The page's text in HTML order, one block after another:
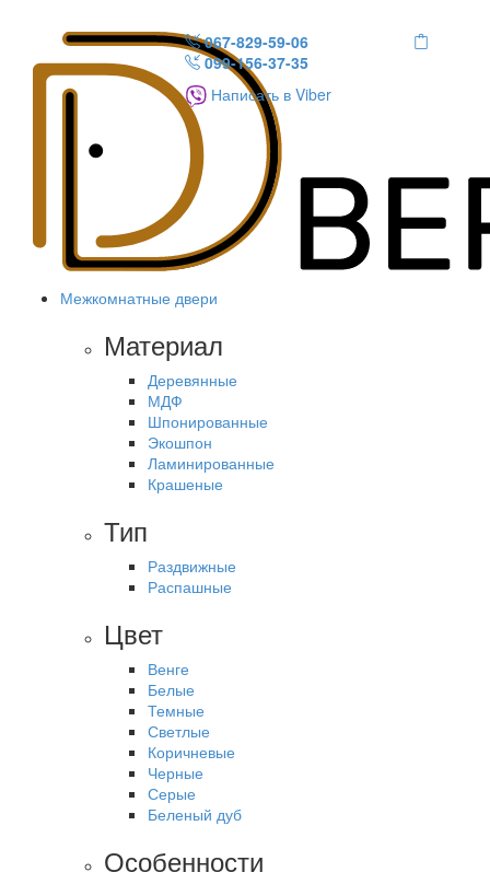
067-829-59-06
099-156-37-35
Написать в Viber
Межкомнатные двери
Материал
Деревянные
МДФ
Шпонированные
Экошпон
Ламинированные
Крашеные
Тип
Раздвижные
Распашные
Цвет
Венге
Белые
Темные
Светлые
Коричневые
Черные
Серые
Беленый дуб
Особенности